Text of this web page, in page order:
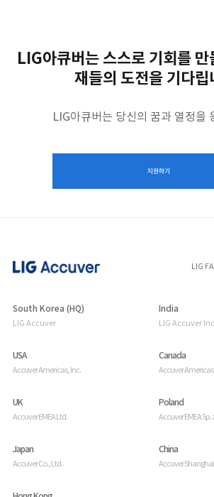
LIG아큐버는 스스로 기회를 만
재들의 도전을 기다립
LIG아큐버는 당신의 꿈과 열정을
지원하기
South Korea (HQ)
LIG Accuver
India
LIG Accuver
USA
Accuver Americas, Inc.
Canada
Accuver
UK
Accuver EMEA Ltd.
Poland
Accuver EMEA Sp.
Japan
Accuver Co., Ltd.
China
Accuver